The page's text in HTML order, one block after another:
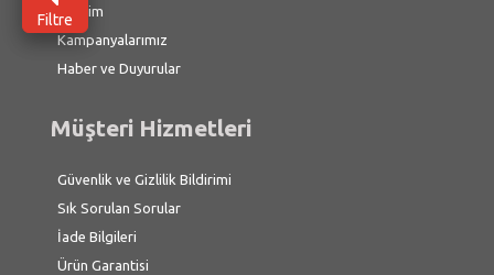
Filtreİletişim
Kampanyalarımız
Haber ve Duyurular
Müşteri Hizmetleri
Güvenlik ve Gizlilik Bildirimi
Sık Sorulan Sorular
İade Bilgileri
Ürün Garantisi